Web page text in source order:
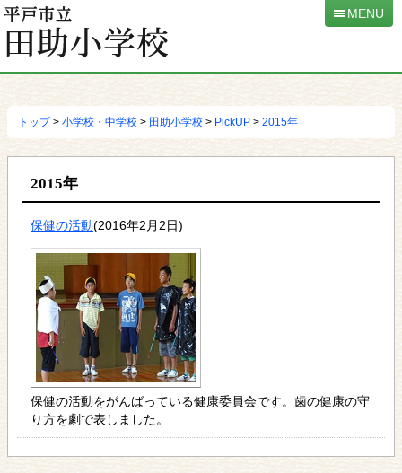
移
MENU
トップ> 小学校・中学校 > 田助小学校 > PickUP > 2015年
2015年
保健の活動(2016年2月2日)
保健の活動をがんばっている健康委員会です。歯の健康の守
り方を劇で表しました。